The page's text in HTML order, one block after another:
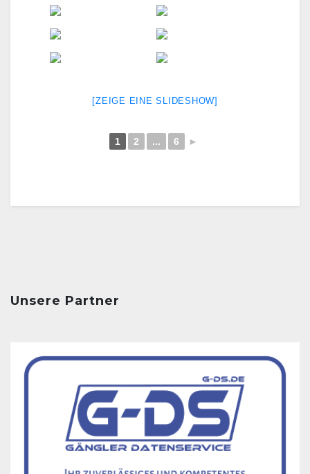
[ZEIGE EINE SLIDESHOW]
1 2 ... 6 ►
Unsere Partner